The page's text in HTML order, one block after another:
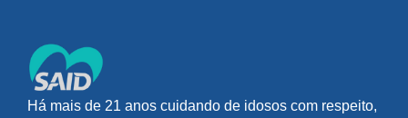
Há mais de 21 anos cuidando de idosos com respeito,